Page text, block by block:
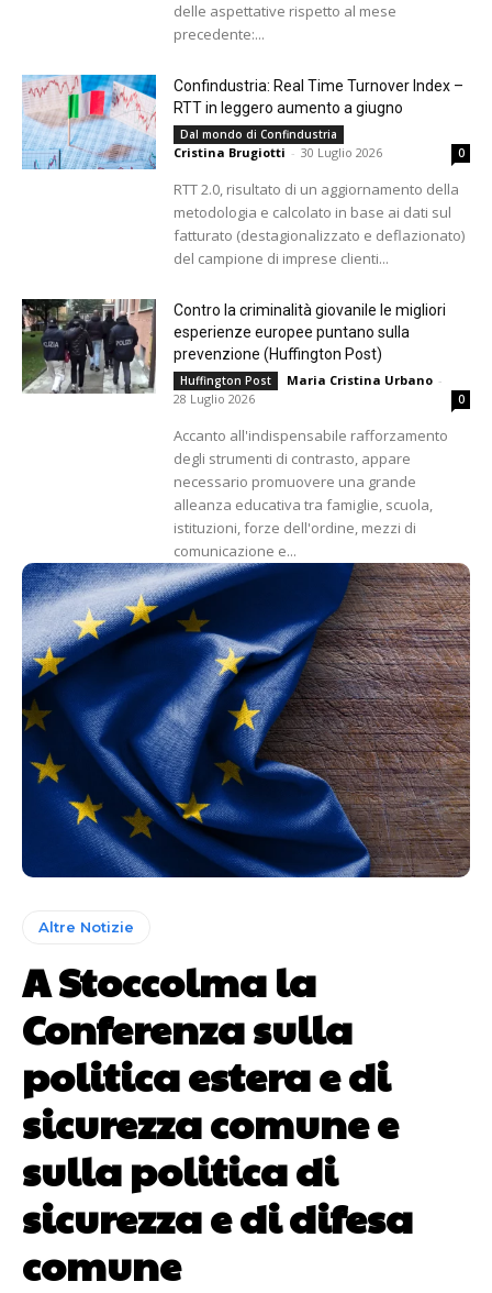
delle aspettative rispetto al mese
precedente:...
Confindustria: Real Time Turnover Index –
RTT in leggero aumento a giugno
Dal mondo di Confindustria
Cristina Brugiotti - 30 Luglio 2026 0
RTT 2.0, risultato di un aggiornamento della
metodologia e calcolato in base ai dati sul
fatturato (destagionalizzato e deflazionato)
del campione di imprese clienti...
Contro la criminalità giovanile le migliori
esperienze europee puntano sulla
prevenzione (Huffington Post)
Huffington Post Maria Cristina Urbano -
28 Luglio 2026
0
Accanto all'indispensabile rafforzamento
degli strumenti di contrasto, appare
necessario promuovere una grande
alleanza educativa tra famiglie, scuola,
istituzioni, forze dell'ordine, mezzi di
comunicazione e...
Altre Notizie
A Stoccolma la
Conferenza sulla
politica estera e di
sicurezza comune e
sulla politica di
sicurezza e di difesa
comune